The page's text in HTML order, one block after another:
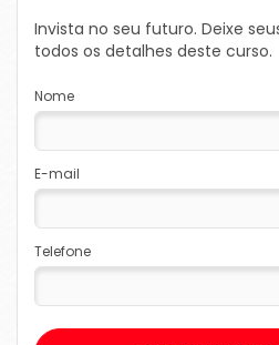
Invista no seu futuro. Deixe
todos os detalhes deste curso.
Nome
E-mail
Telefone